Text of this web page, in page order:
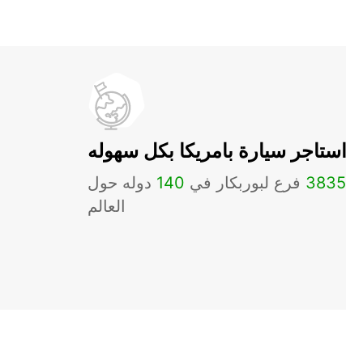
استاجر سيارة بامريكا بكل سهوله
3835 فرع لبوربكار في 140 دوله حول
العالم